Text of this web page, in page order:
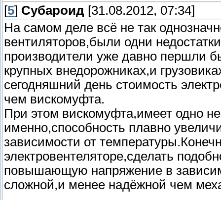
[5] Субароид [31.08.2012, 07:34]
На самом деле всё не так
вентиляторов,были одни
производители уже давно першли
крупных внедорожниках,и
сегодняшний день стоимость
чем вискомуфта.
При этом вискомуфта,имеет одно
именно,способность плавно
зависимости от
электровентеляторе,сделать
повышающую напряжение в
сложной,и менее надёжной чем